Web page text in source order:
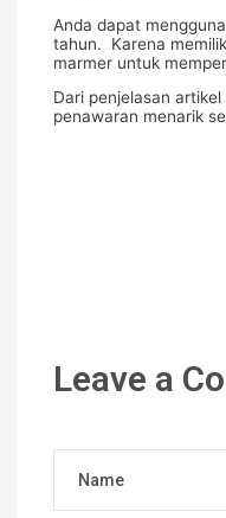
Anda dapat
tahun. Karena
marmer untuk
Dari penjelasan
penawaran menarik
Leave a